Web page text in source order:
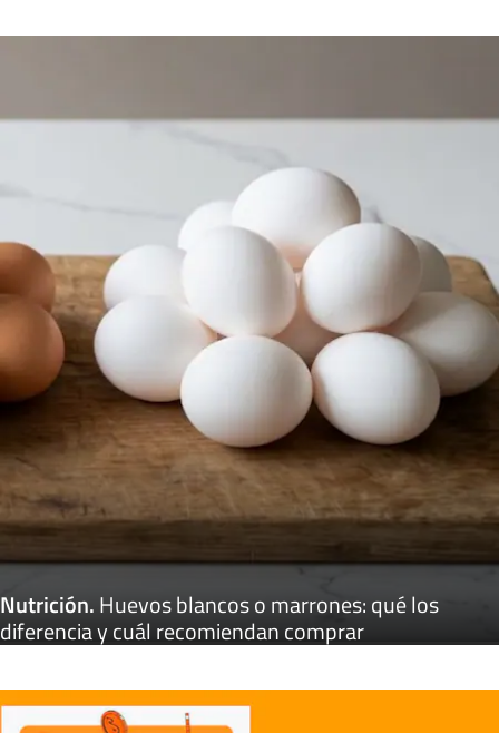
Nutrición.Huevos blancos o marrones: qué los
diferencia y cuál recomiendan comprar